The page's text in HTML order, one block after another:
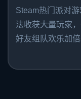
Steam热门派对
法收获大量玩家
好友组队欢乐加